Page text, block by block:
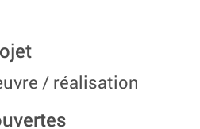
/ réalisation